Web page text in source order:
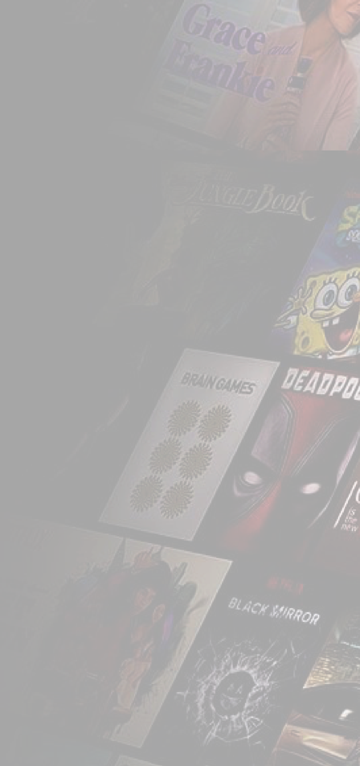
Mas foi em 2007
começando a
demand para tornar
mesmo através do
dispositivo com
por reduzir a
Entre 2007 e 2011
número de
disponível através da
a ficar bastante
Unidos, mais
Latina e Caraíbas.
No ano seguinte,